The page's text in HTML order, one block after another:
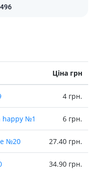
Ціна грн
4 грн.
happy №1 6 грн.
№20 27.40 грн.
34.90 грн.